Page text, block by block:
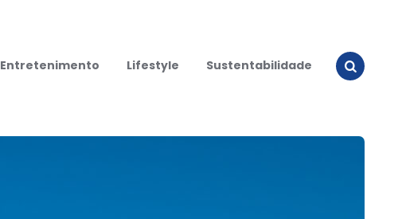
Entretenimento Lifestyle
Sustentabilidade